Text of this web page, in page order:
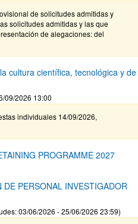
de solicitudes admitidas y
solicitudes admitidas y las que
de alegaciones: del
cultura científica, tecnológica y de
09/2026 13:00
individuales 14/09/2026,
PROGRAMME 2027
DE PERSONAL INVESTIGADOR
03/06/2026 - 25/06/2026 23:59)